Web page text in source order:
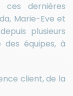
ces dernières
Marie-Eve et
plusieurs
des équipes, à
client, de la